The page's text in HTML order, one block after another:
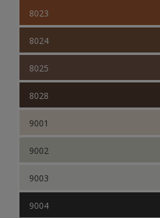
8023
8024
8025
8028
9001
9002
9003
9004